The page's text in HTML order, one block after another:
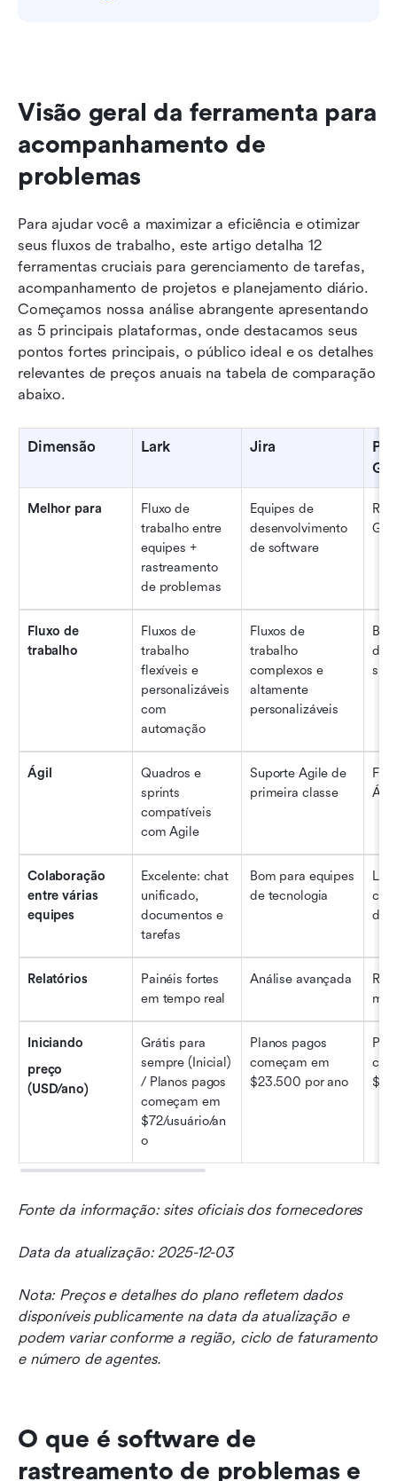
Visão geral da ferramenta para
acompanhamento de
problemas
Para ajudar você a maximizar a eficiência e otimizar
seus fluxos de trabalho, este artigo detalha 12
ferramentas cruciais para gerenciamento de tarefas,
acompanhamento de projetos e planejamento diário.
Começamos nossa análise abrangente apresentando
as 5 principais plataformas, onde destacamos seus
pontos fortes principais, o público ideal e os detalhes
relevantes de preços anuais na tabela de comparação
abaixo.
Dimensão Lark Jira
Melhor para
Fluxo de
trabalho entre
equipes +
rastreamento
de problemas
Equipes de
desenvolvimento
de software
Fluxo de
trabalho
Fluxos de
trabalho
flexíveis e
personalizáveis
com
automação
Fluxos de
trabalho
complexos e
altamente
personalizáveis
de
Ágil
Quadros e
sprints
compatíveis
com Agile
Suporte Agile de
primeira classe
Colaboração
entre várias
equipes
Excelente: chat
unificado,
documentos e
tarefas
Bom para equipes
de tecnologia
Relatórios
Painéis fortes
em tempo real
Análise avançada
Iniciando
preço
(USD/ano)
Grátis para
sempre (Inicial)
/ Planos pagos
começam em
$72/usuário/an
o
Planos pagos
começam em
$23.500 por ano
Fonte da informação: sites oficiais dos fornecedores
Data da atualização: 2025-12-03
Nota: Preços e detalhes do plano refletem dados
disponíveis publicamente na data da atualização e
podem variar conforme a região, ciclo de faturamento
e número de agentes.
O que é software de
rastreamento de problemas e